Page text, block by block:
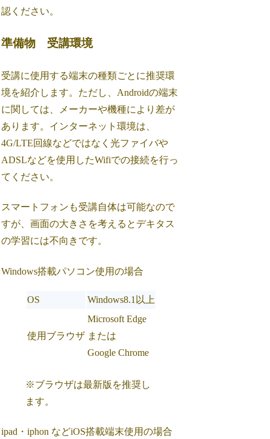
認ください。
準備物 受講環境
受講に使用する端末の種類ごとに推奨環
境を紹介します。ただし、Androidの端末
に関しては、メーカーや機種により差が
あります。インターネット環境は、
4G/LTE回線などではなく光ファイバや
ADSLなどを使用したWifiでの接続を行っ
てください。
スマートフォンも受講自体は可能なので
すが、画面の大きさを考えるとデキタス
の学習には不向きです。
Windows搭載パソコン使用の場合
OS Windows8.1以上
使用ブラウザ
Microsoft Edge
または
Google Chrome
※ブラウザは最新版を推奨し
ます。
ipad・iphon などiOS搭載端末使用の場合